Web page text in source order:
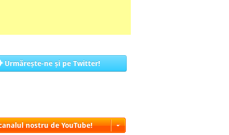
Urmărește-ne și pe Twitter!
nostru de YouTube!